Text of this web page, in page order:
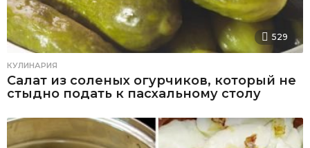
529
КУЛИНАРИЯ
Салат из соленых огурчиков, который не
стыдно подать к пасхальному столу